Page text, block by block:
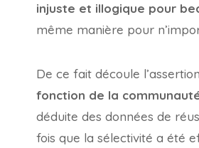
injuste et illogique pour
même manière pour
De ce fait découle
fonction de la
déduite des données de
fois que la sélectivité a été